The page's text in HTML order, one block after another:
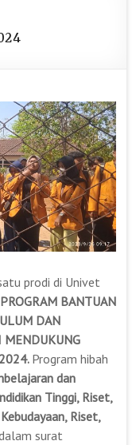
prodi di Univet
PROGRAM BANTUAN
DAN
MENDUKUNG
Program hibah
dan
Tinggi, Riset,
Riset,
surat